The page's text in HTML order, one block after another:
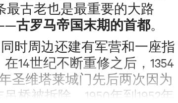
最古老也是最重要的大路
古罗马帝国末期的首都。
时周边还建有军营和一座指
14世纪不断重修之后，1354
圣维塔莱城门先后两次因为
桥被拆除。1950年到1952年